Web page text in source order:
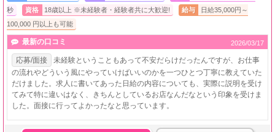
秒
資格 18歳以上 ※未経験者・経験者共に大歓迎! 給与
日給35,000円～
100,000 円以上も可能
最新の口コミ 2026/03/17
応募/面接
未経験ということもあって不安だらけだったんですが、お仕事
の流れやどういう風にやっていけばいいのかを一つひとつ丁寧に教えていた
だけました。求人に書いてあった日給の内容についても、実際に説明を受け
てみて特に違いはなく、きちんとしているお店なんだなという印象を受けま
した。面接に行ってよかったなと思っています。